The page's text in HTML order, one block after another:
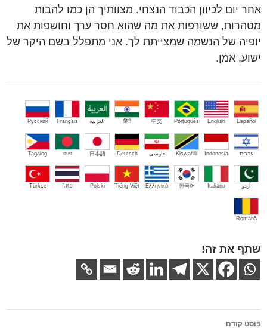
אחר יום לכיוון הכבוד הנצחי. מצוותיך הן כמו להבות
מטהרות, ששורפות את מה שהוא חסר ערך וחושפות את
יופיה של הנשמה שמצייתת לך. אני מתפלל בשם היקר של
ישוע, אמן.
Español
English
Português
中文
हिंदी العربية Français
Русский
עברית Indonesia
Kiswahili فارسی Deutsch
日本語
বাংলা
Tagalog
اُردو Italiano
한국어
Ελληνικά
Tiếng Việt
Polski
ไทย
Türkçe
Română
שתף את זה!
ניווט
פוסט קודם